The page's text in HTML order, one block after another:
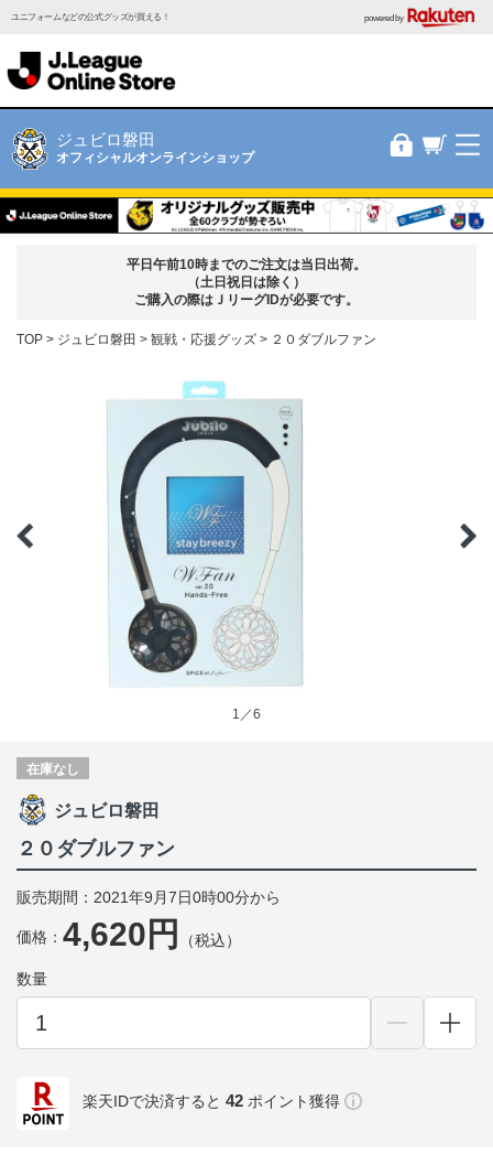
ユニフォームなどの公式グッズが買える！ powered by
ジュビロ磐田
オフィシャルオンラインショップ
平日午前10時までのご注文は当日出荷。
（土日祝日は除く）
ご購入の際はＪリーグIDが必要です。
TOP ジュビロ磐田 観戦・応援グッズ ２０ダブルファン
1／6
在庫なし
ジュビロ磐田
２０ダブルファン
販売期間：2021年9月7日0時00分から
価格： 4,620円 （税込）
数量
楽天IDで決済すると 42 ポイント獲得